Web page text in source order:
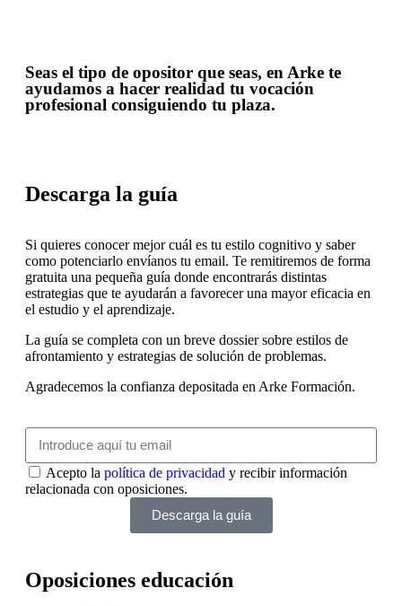
Seas el tipo de opositor que seas, en Arke te
ayudamos a hacer realidad tu vocación
profesional consiguiendo tu plaza.
Descarga la guía
Si quieres conocer mejor cuál es tu estilo cognitivo y saber
como potenciarlo envíanos tu email. Te remitiremos de forma
gratuita una pequeña guía donde encontrarás distintas
estrategias que te ayudarán a favorecer una mayor eficacia en
el estudio y el aprendizaje.
La guía se completa con un breve dossier sobre estilos de
afrontamiento y estrategias de solución de problemas.
Agradecemos la confianza depositada en Arke Formación.
Acepto la política de privacidad y recibir información
relacionada con oposiciones.
Descarga la guía
Oposiciones educación